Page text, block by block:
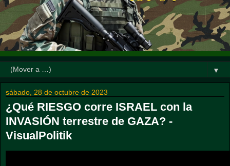
▼
sábado, 28 de octubre de 2023
¿Qué RIESGO corre ISRAEL con la
INVASIÓN terrestre de GAZA? -
VisualPolitik